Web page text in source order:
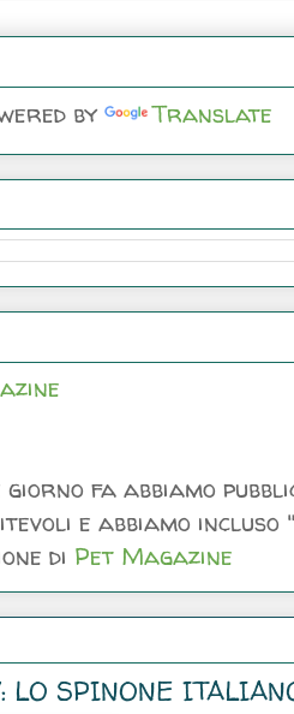
by Translate
fa abbiamo
e abbiamo incluso
di Pet Magazine
SPINONE